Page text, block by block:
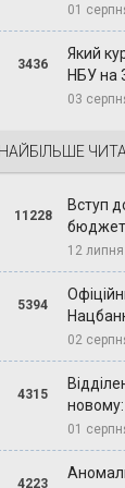
01
3436
Який
НБУ на
03
НАЙБІЛЬШЕ
11228
Вступ
12
5394
02
4315
01
4223